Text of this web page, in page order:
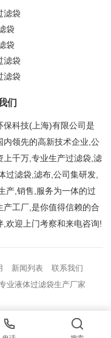
滤袋
袋
袋
滤袋
滤袋
们
保科技(上海)有限公司是
内领先的高新技术企业,公
上千万,专业生产过滤袋,滤
过滤袋,滤布,公司集研发,
产,销售,服务为一体的过
产工厂,是你值得信赖的合
,欢迎上门考察和来电咨询!
新闻列表
联系我们
业液体过滤袋生产厂家